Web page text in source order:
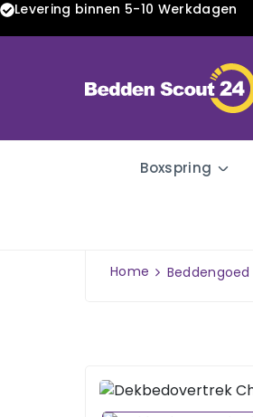
Levering binnen 5-10 Werkdagen
Boxspring
Home Beddengoed